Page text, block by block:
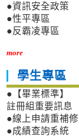
●資訊安全政策
●性平專區
●反霸凌專區
more
學生專區
●【畢業標準】
註冊組重要訊息
●線上申請重補修
●成績查詢系統